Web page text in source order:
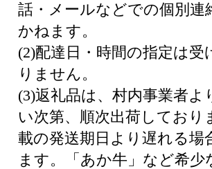
話・メールなどでの個別連
かねます。
(2)配達日・時間の指定は受
りません。
(3)返礼品は、村内事業者よ
い次第、順次出荷しており
載の発送期日より遅れる場
ます。「あか牛」など希少